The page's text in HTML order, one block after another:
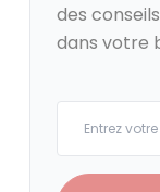
des
dans votre